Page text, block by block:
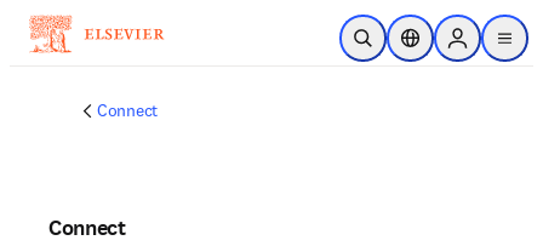
Ir para o conteúdo principal
Pesquisa aberta
Seletor deSign in to
menu
Connect
Connect